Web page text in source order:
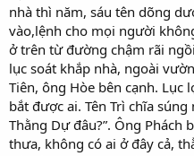
nhà thì năm, sáu tên dõng
vào,lệnh cho mọi người
ở trên từ đường chậm rãi
lục soát khắp nhà, ngoài
Tiên, ông Hòe bên cạnh. Lục
bắt được ai. Tên Trì chĩa
Thằng Dự đâu?”. Ông Phách
thưa, không có ai ở đây cả,